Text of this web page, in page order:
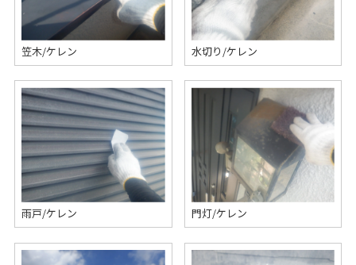
笠木/ケレン 水切り/ケレン
雨戸/ケレン 門灯/ケレン